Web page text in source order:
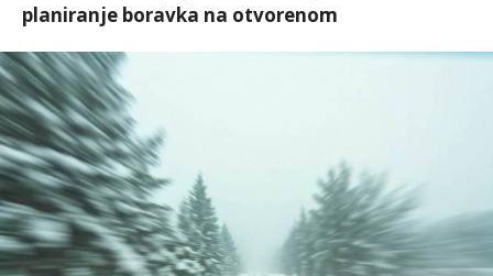
planiranje boravka na otvorenom